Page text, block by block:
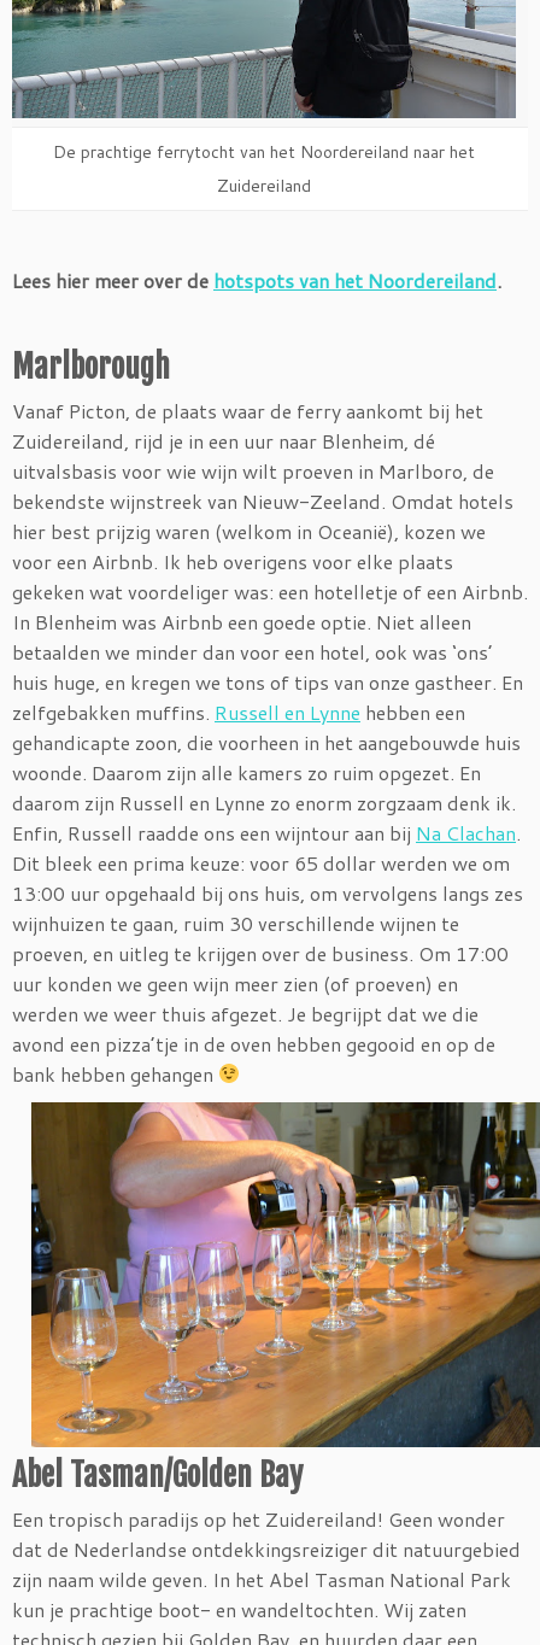
De prachtige ferrytocht van het Noordereiland naar het
Zuidereiland
Lees hier meer over de hotspots van het Noordereiland.
Marlborough
Vanaf Picton, de plaats waar de ferry aankomt bij het
Zuidereiland, rijd je in een uur naar Blenheim, dé
uitvalsbasis voor wie wijn wilt proeven in Marlboro, de
bekendste wijnstreek van Nieuw-Zeeland. Omdat hotels
hier best prijzig waren (welkom in Oceanië), kozen we
voor een Airbnb. Ik heb overigens voor elke plaats
gekeken wat voordeliger was: een hotelletje of een Airbnb.
In Blenheim was Airbnb een goede optie. Niet alleen
betaalden we minder dan voor een hotel, ook was ‘ons’
huis huge, en kregen we tons of tips van onze gastheer. En
zelfgebakken muffins. Russell en Lynne hebben een
gehandicapte zoon, die voorheen in het aangebouwde huis
woonde. Daarom zijn alle kamers zo ruim opgezet. En
daarom zijn Russell en Lynne zo enorm zorgzaam denk ik.
Enfin, Russell raadde ons een wijntour aan bij Na Clachan.
Dit bleek een prima keuze: voor 65 dollar werden we om
13:00 uur opgehaald bij ons huis, om vervolgens langs zes
wijnhuizen te gaan, ruim 30 verschillende wijnen te
proeven, en uitleg te krijgen over de business. Om 17:00
uur konden we geen wijn meer zien (of proeven) en
werden we weer thuis afgezet. Je begrijpt dat we die
avond een pizza’tje in de oven hebben gegooid en op de
bank hebben gehangen
Abel Tasman/Golden Bay
Een tropisch paradijs op het Zuidereiland! Geen wonder
dat de Nederlandse ontdekkingsreiziger dit natuurgebied
zijn naam wilde geven. In het Abel Tasman National Park
kun je prachtige boot- en wandeltochten. Wij zaten
technisch gezien bij Golden Bay, en huurden daar een